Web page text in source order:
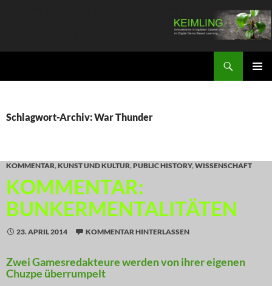
Schlagwort-Archiv: War Thunder
KOMMENTAR,KUNST UND KULTUR,PUBLIC HISTORY,WISSENSCHAFT
KOMMENTAR:
BUNKERMENTALITÄTEN
23. APRIL 2014 KOMMENTAR HINTERLASSEN
Zwei Gamesredakteure werden von ihrer eigenen
Chuzpe überrumpelt